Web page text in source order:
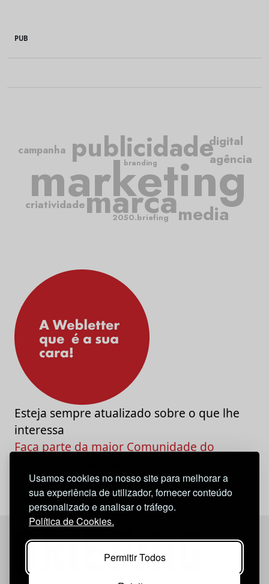
Usamos cookies no nosso site para melhorar a
sua experiência de utilizador, fornecer conteúdo
personalizado e analisar o tráfego.
Política de Cookies.
Permitir Todos
PUB
marketing
publicidade
marca
criatividade
campanha
media
agência
digital
2050.briefing
branding
Esteja sempre atualizado sobre o que lhe
interessa
Faça parte da maior Comunidade do